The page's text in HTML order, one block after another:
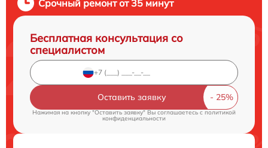
Срочный ремонт от 35 минут
Бесплатная консультация со
специалистом
Оставить заявку
Нажимая на кнопку "Оставить заявку" Вы соглашаетесь cполитикой
конфиденциальности